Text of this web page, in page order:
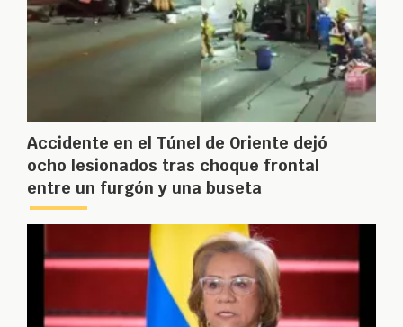
Accidente en el Túnel de Oriente dejó
ocho lesionados tras choque frontal
entre un furgón y una buseta